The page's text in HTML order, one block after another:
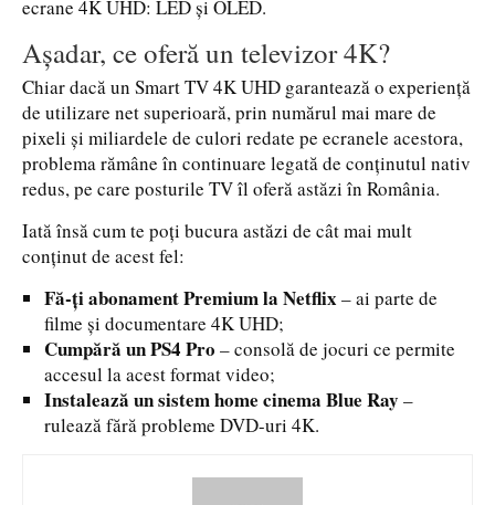
ecrane 4K UHD: LED și OLED.
Așadar, ce oferă un televizor 4K?
Chiar dacă un Smart TV 4K UHD garantează o experiență
de utilizare net superioară, prin numărul mai mare de
pixeli și miliardele de culori redate pe ecranele acestora,
problema rămâne în continuare legată de conținutul nativ
redus, pe care posturile TV îl oferă astăzi în România.
Iată însă cum te poți bucura astăzi de cât mai mult
conținut de acest fel:
Fă-ți abonament Premium la Netflix– ai parte de
filme și documentare 4K UHD;
Cumpără un PS4 Pro – consolă de jocuri ce permite
accesul la acest format video;
Instalează un sistem home cinema Blue Ray –
rulează fără probleme DVD-uri 4K.